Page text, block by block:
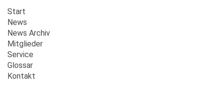
Start
News
News Archiv
Mitglieder
Service
Glossar
Kontakt